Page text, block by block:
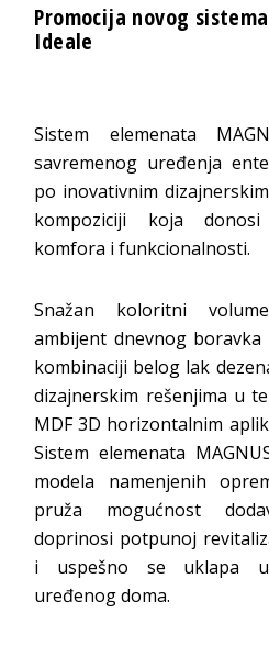
Promocija novog
Ideale
Sistem elemenata
savremenog uređenja
po inovativnim
kompoziciji koja
komfora i funkcionalnosti.
Snažan koloritni
ambijent dnevnog boravka
kombinaciji belog lak
dizajnerskim rešenjima u
MDF 3D horizontalnim
Sistem elemenata
modela namenjenih
pruža mogućnost
doprinosi potpunoj
i uspešno se uklapa u
uređenog doma.